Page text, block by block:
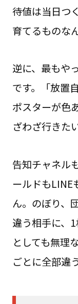
待値は当日つ
育てるものな
逆に、最もや
です。「放置
ポスターが色
ざわざ行きた
告知チャネル
ールドもLINE
ん。のぼり、
違う相手に、
としても無理
ごとに全部違